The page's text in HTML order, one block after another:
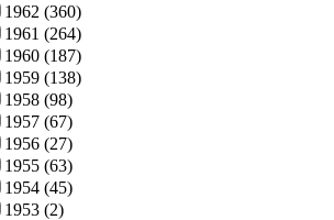
1962 (360)
1961 (264)
1960 (187)
1959 (138)
1958 (98)
1957 (67)
1956 (27)
1955 (63)
1954 (45)
1953 (2)